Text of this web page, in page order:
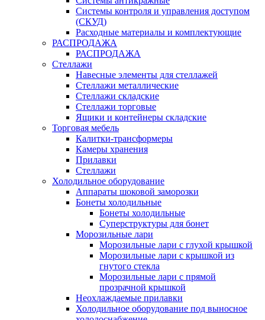
Системы контроля и управления доступом
(СКУД)
Расходные материалы и комплектующие
РАСПРОДАЖА
РАСПРОДАЖА
Стеллажи
Навесные элементы для стеллажей
Стеллажи металлические
Стеллажи складские
Стеллажи торговые
Ящики и контейнеры складские
Торговая мебель
Калитки-трансформеры
Камеры хранения
Прилавки
Стеллажи
Холодильное оборудование
Аппараты шоковой заморозки
Бонеты холодильные
Бонеты холодильные
Суперструктуры для бонет
Морозильные лари
Морозильные лари с глухой крышкой
Морозильные лари с крышкой из
гнутого стекла
Морозильные лари с прямой
прозрачной крышкой
Неохлаждаемые прилавки
Холодильное оборудование под выносное